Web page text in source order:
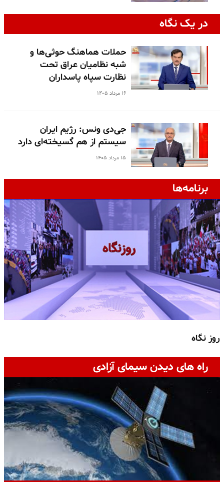
در یک نگاه
حملات هماهنگ حوثی‌ها و
شبه نظامیان عراق تحت
نظارت سپاه پاسداران
۱۶ مرداد ۱۴۰۵
جی‌دی ونس: رژیم ایران
سیستم از هم گسیخته‌ای دارد
۱۵ مرداد ۱۴۰۵
برنامه‌ها
روز نگاه
راه های دیدن سیمای آزادی